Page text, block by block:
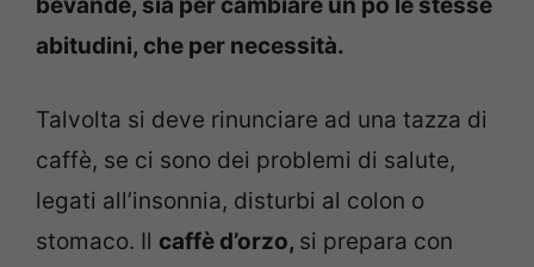
abitudini, che per necessità.
Talvolta si deve rinunciare ad una tazza di
caffè, se ci sono dei problemi di salute,
legati all’insonnia, disturbi al colon o
stomaco. Il caffè d’orzo, si prepara con